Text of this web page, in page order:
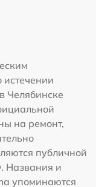
Челябинске
на ремонт,
публичной
Названия и
упоминаются